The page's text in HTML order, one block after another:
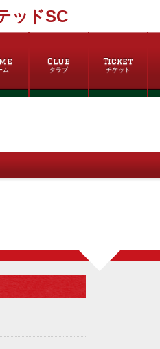
ッドSC
ム
Club
クラブ
Ticket
チケット